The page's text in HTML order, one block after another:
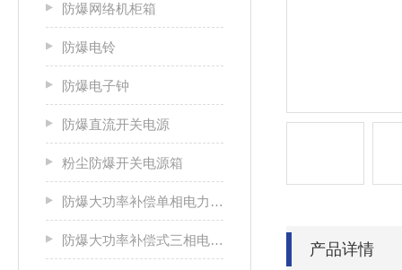
防爆网络机柜箱
防爆电铃
防爆电子钟
防爆直流开关电源
粉尘防爆开关电源箱
防爆大功率补偿单相电力稳压器
防爆大功率补偿式三相电力稳压器
产品详情